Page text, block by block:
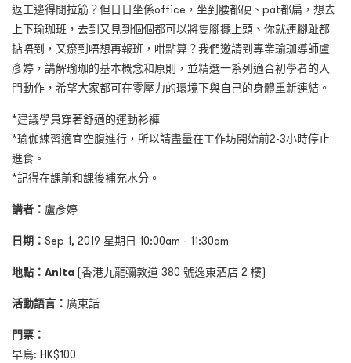
返工邊得閒拉筋？但日日坐係office，坐到腰都硬、pat都扁，想去
上下瑜珈班，去到又見到個個都可以將隻腳擺上頭、你就連腳趾都
掂唔到，又瘀到唔想再報班，咁點算？我們邀請到專業瑜珈導師盧
彥婷，講解瑜珈的基本概念和原則，並精選一系列適合初學者的入
門動作，希望大家都可在零壓力的環境下與自己的身體重新連結。
*建議學員穿著舒適的運動衫褲
*瑜伽練習適宜空腹進行，所以請盡量在工作坊開始前2-3小時停止
進食。
*記得在課前和課後補充水分。
講者： 盧彥婷
日期： Sep 1, 2019 星期日 10:00am - 11:30am
地點： Anita (香港九龍彌敦道 380 號逸東酒店 2 樓)
活動語言： 廣東話
門票：
早鳥: HK$100